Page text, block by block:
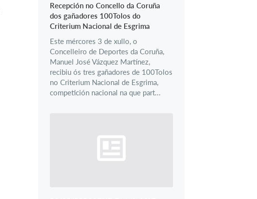
Recepción no Concello da Coruña
dos gañadores 100Tolos do
Criterium Nacional de Esgrima
Este mércores 3 de xullo, o
Concelleiro de Deportes da Coruña,
Manuel José Vázquez Martínez,
recibiu ós tres gañadores de 100Tolos
no Criterium Nacional de Esgrima,
competición nacional na que part...